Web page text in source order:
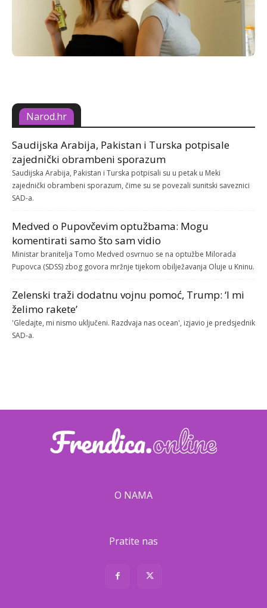
Narod.hr
Saudijska Arabija, Pakistan i Turska potpisale
zajednički obrambeni sporazum
Saudijska Arabija, Pakistan i Turska potpisali su u petak u Meki
zajednički obrambeni sporazum, čime su se povezali sunitski saveznici
SAD-a.
Medved o Pupovčevim optužbama: Mogu
komentirati samo što sam vidio
Ministar branitelja Tomo Medved osvrnuo se na optužbe Milorada
Pupovca (SDSS) zbog govora mržnje tijekom obilježavanja Oluje u Kninu.
Zelenski traži dodatnu vojnu pomoć, Trump: ‘I mi
želimo rakete’
'Gledajte, mi nismo uključeni. Razdvaja nas ocean', izjavio je predsjednik
SAD-a.
O NAMA
Pratite nas